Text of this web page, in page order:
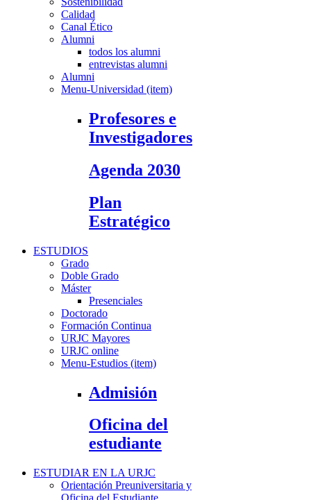
Calidad
Canal Ético
Alumni
todos los alumni
entrevistas alumni
Alumni
Menu-Universidad (item)
Profesores e
Investigadores
Agenda 2030
Plan
Estratégico
ESTUDIOS
Grado
Doble Grado
Máster
Presenciales
Doctorado
Formación Continua
URJC Mayores
URJC online
Menu-Estudios (item)
Admisión
Oficina del
estudiante
ESTUDIAR EN LA URJC
Orientación Preuniversitaria y